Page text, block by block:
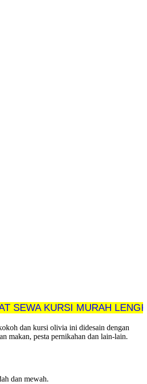
KURSI MURAH LENGKAP
dan kursi olivia ini didesain dengan
makan, pesta pernikahan dan lain-lain.
dan mewah.